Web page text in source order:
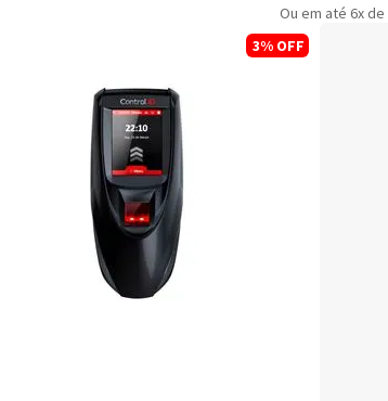
Ou em até 6x de
3% OFF